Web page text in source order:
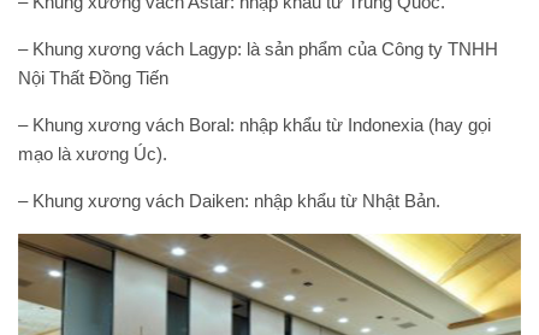
– Khung xương vách Lagyp: là sản phẩm của Công ty TNHH
Nội Thất Đồng Tiến
– Khung xương vách Boral: nhập khẩu từ Indonexia (hay gọi
mạo là xương Úc).
– Khung xương vách Daiken: nhập khẩu từ Nhật Bản.